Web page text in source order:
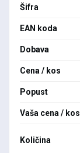
Šifra
EAN koda
Dobava
Cena / kos
Popust
Vaša cena / kos
Količina